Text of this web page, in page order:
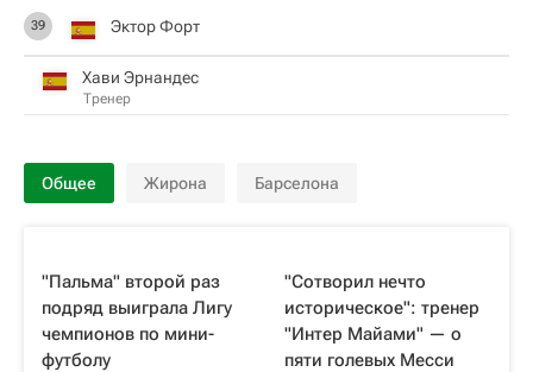
39 Эктор Форт
Хави Эрнандес
Тренер
Общее Жирона Барселона
"Пальма" второй раз
подряд выиграла Лигу
чемпионов по мини-
футболу
"Сотворил нечто
историческое": тренер
"Интер Майами" — о
пяти голевых Месси